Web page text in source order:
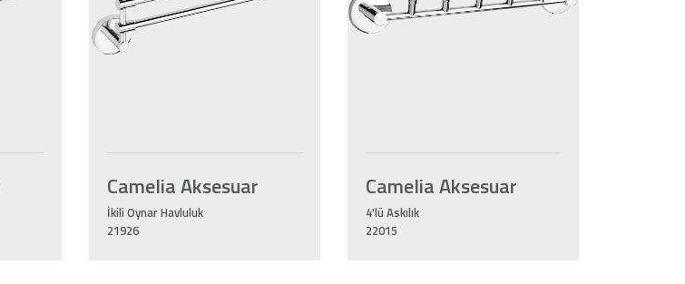
Camelia Aksesuar
İkili Oynar Havluluk
21926
Camelia Aksesuar
4'lü Askılık
22015